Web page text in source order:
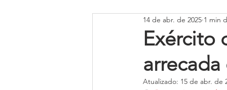
Internacional Departamento
Revista Rumo DOAR
Exército
14 de abr. de 2025 1 min
Atualizado: 15 de abr. de